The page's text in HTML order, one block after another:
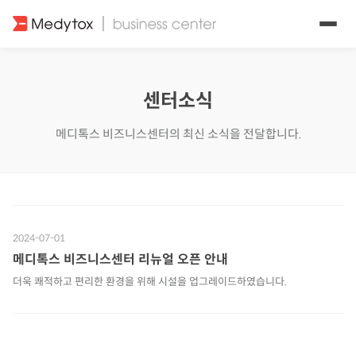
센터소식
메디톡스 비즈니스센터의 최신 소식을 전달합니다.
2024-07-01
메디톡스 비즈니스센터 리뉴얼 오픈 안내
더욱 쾌적하고 편리한 환경을 위해 시설을 업그레이드하였습니다.